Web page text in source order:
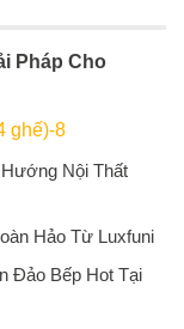
Pháp Cho
Nội Thất
Hảo Từ Luxfuni
Đảo Bếp Hot Tại